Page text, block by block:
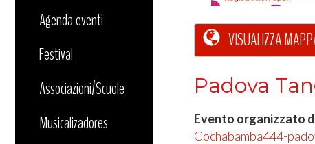
Agenda eventi
Festival
Associazioni/Scuole
Musicalizadores
VISUALIZZA
Padova
Evento organizzato
Cochabamba444-